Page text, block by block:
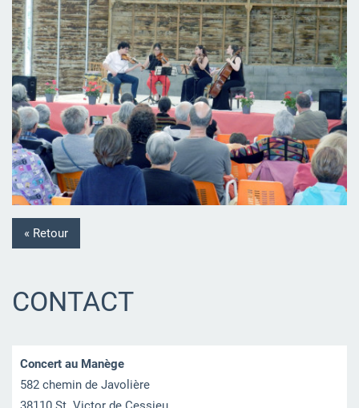
« Retour
CONTACT
Concert au Manège
582 chemin de Javolière